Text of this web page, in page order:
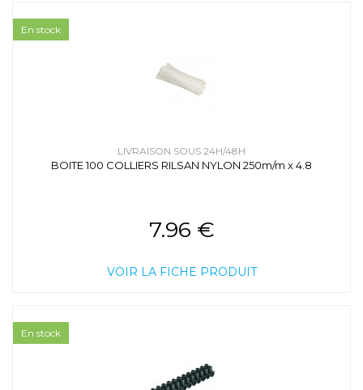
LIVRAISON SOUS 24H/48H
BOITE 100 COLLIERS RILSAN NYLON 250m/m x 4.8
7.96 €
VOIR LA FICHE PRODUIT
En stock
En stock